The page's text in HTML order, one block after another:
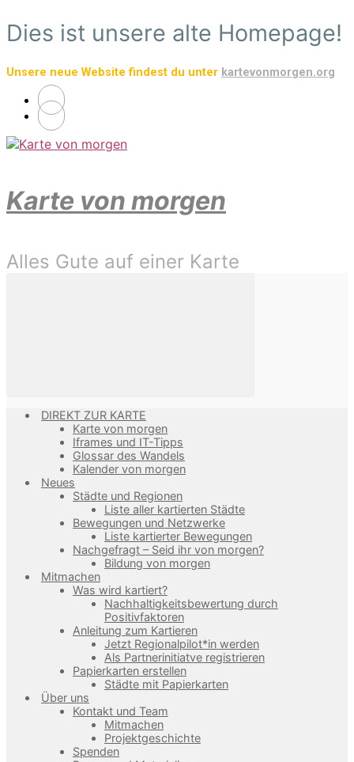
Zum
Hauptinhalt
Dies ist unsere alte Homepage!
Unsere neue Website findest du unter kartevonmorgen.org
Karte von morgen
Alles Gute auf einer Karte
DIREKT ZUR KARTE
Karte von morgen
Iframes und IT-Tipps
Glossar des Wandels
Kalender von morgen
Neues
Städte und Regionen
Liste aller kartierten Städte
Bewegungen und Netzwerke
Liste kartierter Bewegungen
Nachgefragt – Seid ihr von morgen?
Bildung von morgen
Mitmachen
Was wird kartiert?
Nachhaltigkeitsbewertung durch
Positivfaktoren
Anleitung zum Kartieren
Jetzt Regionalpilot*in werden
Als Partnerinitiatve registrieren
Papierkarten erstellen
Städte mit Papierkarten
Über uns
Kontakt und Team
Mitmachen
Projektgeschichte
Spenden